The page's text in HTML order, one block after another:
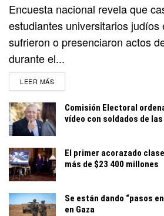
Encuesta nacional revela que
estudiantes universitarios judíos
sufrieron o presenciaron actos
durante el...
LEER MÁSDETAILS
Comisión Electoral
vídeo con soldados de las
El primer acorazado
más de $23 400 millones
Se están dando “pasos
en Gaza